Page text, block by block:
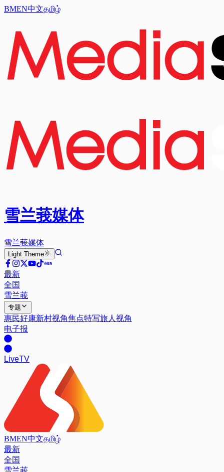
BMEN中文தமிழ்
雪兰莪媒体
雪兰莪媒体
Light Theme
最新
全国
雪兰莪
专题
惠民好康新村视角焦点特写旅人视角
电子报
LiveTV
BMEN中文தமிழ்
最新
全国